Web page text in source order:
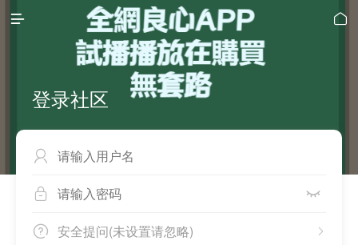
 
登录社区

 
 
安全提问(未设置请忽略)